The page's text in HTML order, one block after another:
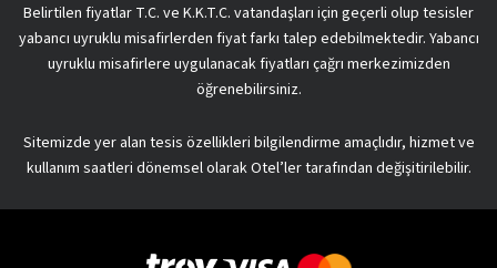
Belirtilen fiyatlar T.C. ve K.K.T.C. vatandaşları için geçerli olup tesisler
yabancı uyruklu misafirlerden fiyat farkı talep edebilmektedir. Yabancı
uyruklu misafirlere uygulanacak fiyatları çağrı merkezimizden
öğrenebilirsiniz.
Sitemizde yer alan tesis özellikleri bilgilendirme amaçlıdır, hizmet ve
kullanım saatleri dönemsel olarak Otel’ler tarafından değişitirilebilir.